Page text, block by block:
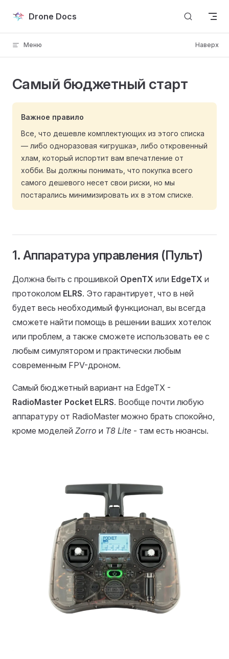
Skip to content
Drone Docs
Меню Наверх
Самый бюджетный старт
Важное правило
Все, что дешевле комплектующих из этого списка
— либо одноразовая «игрушка», либо откровенный
хлам, который испортит вам впечатление от
хобби. Вы должны понимать, что покупка всего
самого дешевого несет свои риски, но мы
постарались минимизировать их в этом списке.
1. Аппаратура управления (Пульт)
Должна быть с прошивкой OpenTX или EdgeTX и
протоколом ELRS. Это гарантирует, что в ней
будет весь необходимый функционал, вы всегда
сможете найти помощь в решении ваших хотелок
или проблем, а также сможете использовать ее с
любым симулятором и практически любым
современным FPV-дроном.
Самый бюджетный вариант на EdgeTX -
RadioMaster Pocket ELRS. Вообще почти любую
аппаратуру от RadioMaster можно брать спокойно,
кроме моделей Zorro и T8 Lite - там есть нюансы.